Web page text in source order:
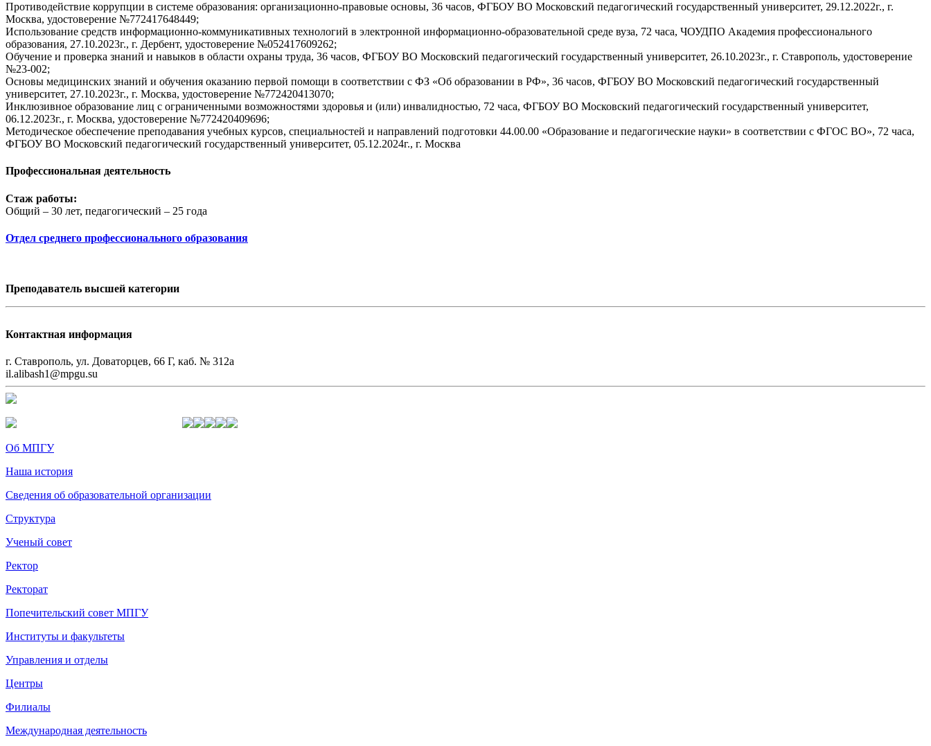
Противодействие коррупции в системе образования: организационно-правовые основы, 36 часов, ФГБОУ ВО Московский педагогический государственный университет, 29.12.2022г., г.
Москва, удостоверение №772417648449;
Использование средств информационно-коммуникативных технологий в электронной информационно-образовательной среде вуза, 72 часа, ЧОУДПО Академия профессионального
образования, 27.10.2023г., г. Дербент, удостоверение №052417609262;
Обучение и проверка знаний и навыков в области охраны труда, 36 часов, ФГБОУ ВО Московский педагогический государственный университет, 26.10.2023г., г. Ставрополь, удостоверение
№23-002;
Основы медицинских знаний и обучения оказанию первой помощи в соответствии с ФЗ «Об образовании в РФ», 36 часов, ФГБОУ ВО Московский педагогический государственный
университет, 27.10.2023г., г. Москва, удостоверение №772420413070;
Инклюзивное образование лиц с ограниченными возможностями здоровья и (или) инвалидностью, 72 часа, ФГБОУ ВО Московский педагогический государственный университет,
06.12.2023г., г. Москва, удостоверение №772420409696;
Методическое обеспечение преподавания учебных курсов, специальностей и направлений подготовки 44.00.00 «Образование и педагогические науки» в соответствии с ФГОС ВО», 72 часа,
ФГБОУ ВО Московский педагогический государственный университет, 05.12.2024г., г. Москва
Профессиональная деятельность
Стаж работы:
Общий – 30 лет, педагогический – 25 года
Отдел среднего профессионального образования
Преподаватель высшей категории
Контактная информация
г. Ставрополь, ул. Доваторцев, 66 Г, каб. № 312а
il.alibash1@mpgu.su
Об МПГУ
Наша история
Сведения об образовательной организации
Структура
Ученый совет
Ректор
Ректорат
Попечительский совет МПГУ
Институты и факультеты
Управления и отделы
Центры
Филиалы
Международная деятельность